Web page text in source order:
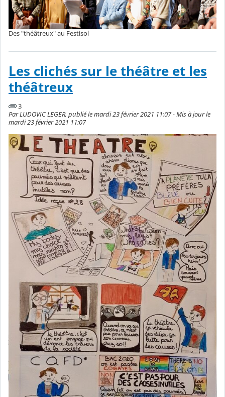
Des "théâtreux" au Festisol
Les clichés sur le théâtre et les
théâtreux
3
Par LUDOVIC LEGER, publié le mardi 23 février 2021 11:07 - Mis à jour le
mardi 23 février 2021 11:07